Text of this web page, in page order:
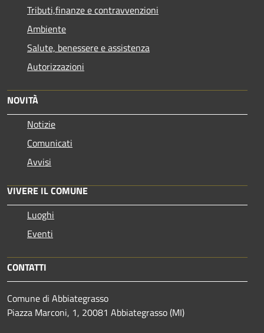
Tributi,finanze e contravvenzioni
Ambiente
Salute, benessere e assistenza
Autorizzazioni
NOVITÀ
Notizie
Comunicati
Avvisi
VIVERE IL COMUNE
Luoghi
Eventi
CONTATTI
Comune di Abbiategrasso
Piazza Marconi, 1, 20081 Abbiategrasso (MI)